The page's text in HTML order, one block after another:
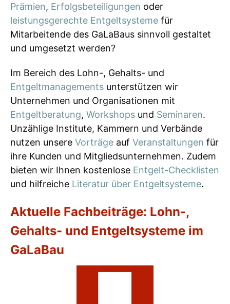
Prämien, Erfolgsbeteiligungen oder
leistungsgerechte Entgeltsysteme für
Mitarbeitende des GaLaBaus sinnvoll gestaltet
und umgesetzt werden?
Im Bereich des Lohn-, Gehalts- und
Entgeltmanagements unterstützen wir
Unternehmen und Organisationen mit
Entgeltberatung, Workshops und Seminaren.
Unzählige Institute, Kammern und Verbände
nutzen unsere Vorträge auf Veranstaltungen für
ihre Kunden und Mitgliedsunternehmen. Zudem
bieten wir Ihnen kostenlose Entgelt-Checklisten
und hilfreiche Literatur über Entgeltsysteme.
Aktuelle Fachbeiträge: Lohn-,
Gehalts- und Entgeltsysteme im
GaLaBau